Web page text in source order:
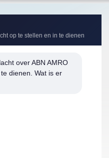
op te stellen en in te dienen
over ABN AMRO
dienen. Wat is er